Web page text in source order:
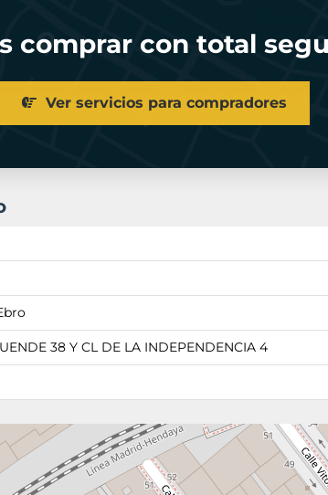
comprar con total
Ver servicios para compradores
38 Y CL DE LA INDEPENDENCIA 4